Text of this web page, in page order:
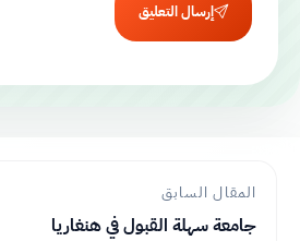
إرسال التعليق
المقال السابق
جامعة سهلة القبول في هنغاريا